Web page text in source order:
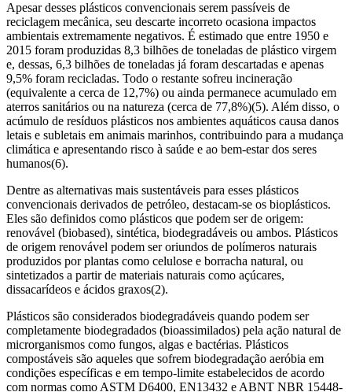
Apesar desses plásticos convencionais serem passíveis de
reciclagem mecânica, seu descarte incorreto ocasiona impactos
ambientais extremamente negativos. É estimado que entre 1950 e
2015 foram produzidas 8,3 bilhões de toneladas de plástico virgem
e, dessas, 6,3 bilhões de toneladas já foram descartadas e apenas
9,5% foram recicladas. Todo o restante sofreu incineração
(equivalente a cerca de 12,7%) ou ainda permanece acumulado em
aterros sanitários ou na natureza (cerca de 77,8%)(5). Além disso, o
acúmulo de resíduos plásticos nos ambientes aquáticos causa danos
letais e subletais em animais marinhos, contribuindo para a mudança
climática e apresentando risco à saúde e ao bem-estar dos seres
humanos(6).
Dentre as alternativas mais sustentáveis para esses plásticos
convencionais derivados de petróleo, destacam-se os bioplásticos.
Eles são definidos como plásticos que podem ser de origem:
renovável (biobased), sintética, biodegradáveis ou ambos. Plásticos
de origem renovável podem ser oriundos de polímeros naturais
produzidos por plantas como celulose e borracha natural, ou
sintetizados a partir de materiais naturais como açúcares,
dissacarídeos e ácidos graxos(2).
Plásticos são considerados biodegradáveis quando podem ser
completamente biodegradados (bioassimilados) pela ação natural de
microrganismos como fungos, algas e bactérias. Plásticos
compostáveis são aqueles que sofrem biodegradação aeróbia em
condições específicas e em tempo-limite estabelecidos de acordo
com normas como ASTM D6400, EN13432 e ABNT NBR 15448-